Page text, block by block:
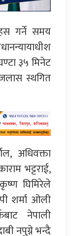
गर्ने समय
३५ मिनेट
स्थगित
अधिवक्ता
भट्टराई,
घिमिरेले
शर्मा ओली
नेपाली
नपुग्ने भन्दै